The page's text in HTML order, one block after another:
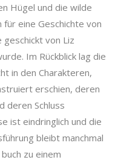
Hügel und die wilde
eine Geschichte von
von Liz
Im Rückblick lag die
in den Charakteren,
erschien, deren
deren Schluss
ist eindringlich und die
bleibt manchmal
zu einem